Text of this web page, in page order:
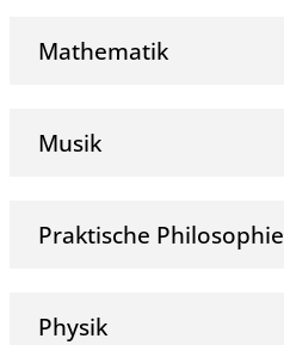
Mathematik
Musik
Praktische Philosophie
Physik